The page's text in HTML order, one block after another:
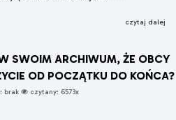
czytaj dalej
SWOIM ARCHIWUM, ŻE OBCY
OD POCZĄTKU DO KOŃCA?
brak czytany: 6573x